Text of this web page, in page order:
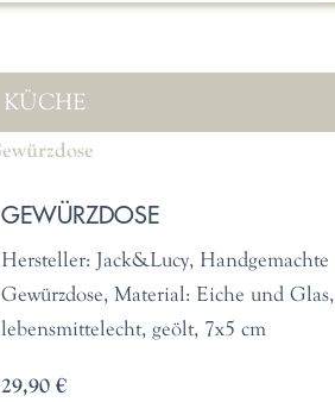
KÜCHE
GEWÜRZDOSE
Hersteller: Jack&Lucy, Handgemachte
Gewürzdose, Material: Eiche und Glas,
lebensmittelecht, geölt, 7x5 cm
29,90 €